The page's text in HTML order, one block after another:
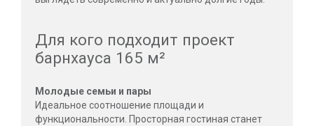
Для кого подходит проект
барнхауса 165 м²
Молодые семьи и пары
Идеальное соотношение площади и
функциональности. Просторная гостиная станет